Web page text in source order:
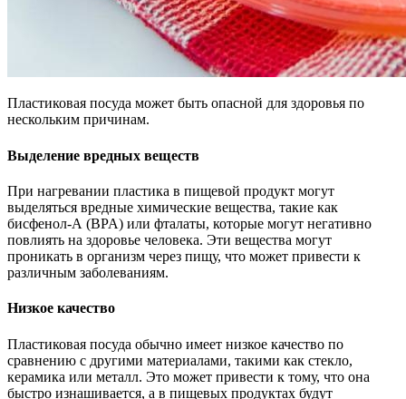
Пластиковая посуда может быть опасной для здоровья по
нескольким причинам.
Выделение вредных веществ
При нагревании пластика в пищевой продукт могут
выделяться вредные химические вещества, такие как
бисфенол-А (BPA) или фталаты, которые могут негативно
повлиять на здоровье человека. Эти вещества могут
проникать в организм через пищу, что может привести к
различным заболеваниям.
Низкое качество
Пластиковая посуда обычно имеет низкое качество по
сравнению с другими материалами, такими как стекло,
керамика или металл. Это может привести к тому, что она
быстро изнашивается, а в пищевых продуктах будут